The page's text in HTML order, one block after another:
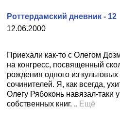
12.06.2000
Роттердамский дневник - 12
Приехали как-то с Олегом
на конгресс, посвященный
рождения одного из культовых
сочинителей. Я, как всегда,
Олегу Рябоконь навязал-таки
собственных книг. .. Ещё